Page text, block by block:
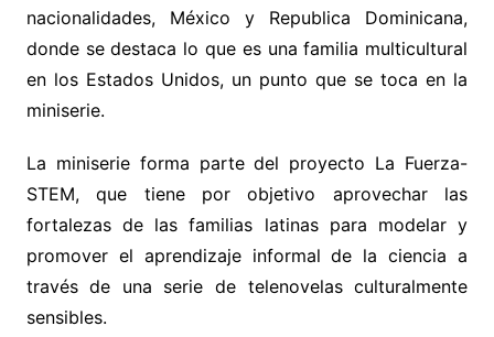
nacionalidades, México y Republica Dominicana,
donde se destaca lo que es una familia multicultural
en los Estados Unidos, un punto que se toca en la
miniserie.
La miniserie forma parte del proyecto La Fuerza-
STEM, que tiene por objetivo aprovechar las
fortalezas de las familias latinas para modelar y
promover el aprendizaje informal de la ciencia a
través de una serie de telenovelas culturalmente
sensibles.